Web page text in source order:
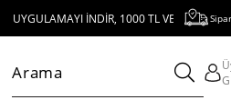
İNDİR, 1000 TL VE ÜZERİ ALIŞVERİŞE